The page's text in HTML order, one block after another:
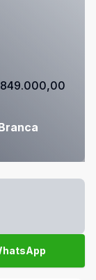
849.000,00